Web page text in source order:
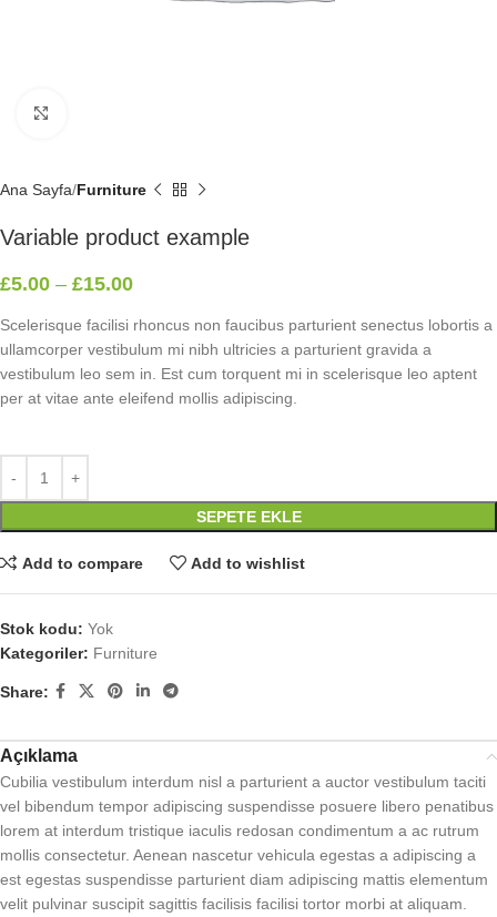
Ana Sayfa Furniture
Variable product example
£5.00 – £15.00
Scelerisque facilisi rhoncus non faucibus parturient senectus lobortis a
ullamcorper vestibulum mi nibh ultricies a parturient gravida a
vestibulum leo sem in. Est cum torquent mi in scelerisque leo aptent
per at vitae ante eleifend mollis adipiscing.
SEPETE EKLE
Add to compare Add to wishlist
Stok kodu: Yok
Kategoriler: Furniture
Share:
Açıklama
Cubilia vestibulum interdum nisl a parturient a auctor vestibulum taciti
vel bibendum tempor adipiscing suspendisse posuere libero penatibus
lorem at interdum tristique iaculis redosan condimentum a ac rutrum
mollis consectetur. Aenean nascetur vehicula egestas a adipiscing a
est egestas suspendisse parturient diam adipiscing mattis elementum
velit pulvinar suscipit sagittis facilisis facilisi tortor morbi at aliquam.